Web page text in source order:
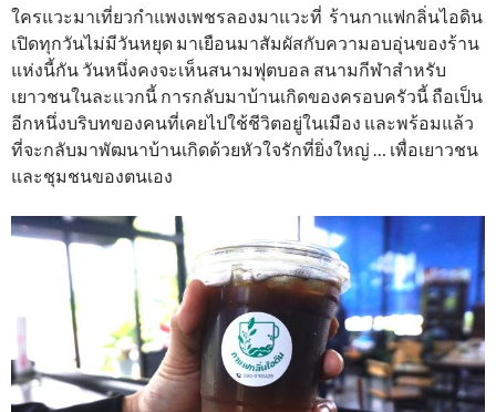
ใครแวะมาเที่ยวกำแพงเพชรลองมาแวะที่ ร้านกาแฟกลิ่นไอดิน
เปิดทุกวันไม่มีวันหยุด มาเยือนมาสัมผัสกับความอบอุ่นของร้าน
แห่งนี้กัน วันหนึ่งคงจะเห็นสนามฟุตบอล สนามกีฬาสำหรับ
เยาวชนในละแวกนี้ การกลับมาบ้านเกิดของครอบครัวนี้ ถือเป็น
อีกหนึ่งบริบทของคนที่เคยไปใช้ชีวิตอยู่ในเมือง และพร้อมแล้ว
ที่จะกลับมาพัฒนาบ้านเกิดด้วยหัวใจรักที่ยิ่งใหญ่ … เพื่อเยาวชน
และชุมชนของตนเอง